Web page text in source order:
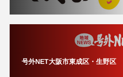
号外NET大阪市東成区・生野区